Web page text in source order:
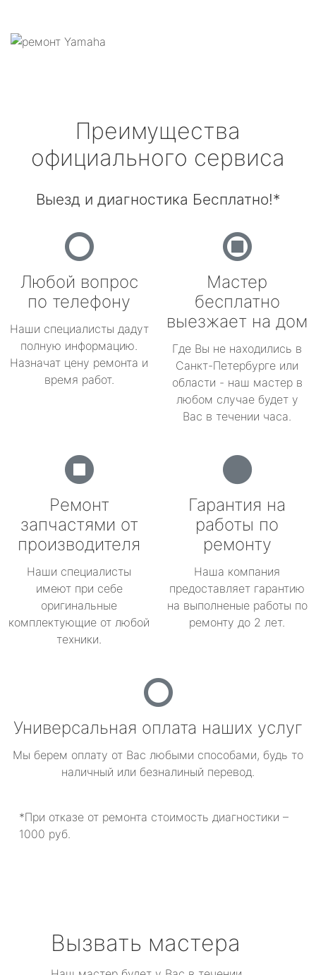
Преимущества
официального сервиса
Выезд и диагностика Бесплатно!*
Любой вопрос
по телефону
Наши специалисты дадут
полную информацию.
Назначат цену ремонта и
время работ.
Мастер
бесплатно
выезжает на дом
Где Вы не находились в
Санкт-Петербурге или
области - наш мастер в
любом случае будет у
Вас в течении часа.
Ремонт
запчастями от
производителя
Наши специалисты
имеют при себе
оригинальные
комплектующие от любой
техники.
Гарантия на
работы по
ремонту
Наша компания
предоставляет гарантию
на выполненые работы по
ремонту до 2 лет.
Универсальная оплата наших услуг
Мы берем оплату от Вас любыми способами, будь то
наличный или безналиный перевод.
*При отказе от ремонта стоимость диагностики –
1000 руб.
Вызвать мастера